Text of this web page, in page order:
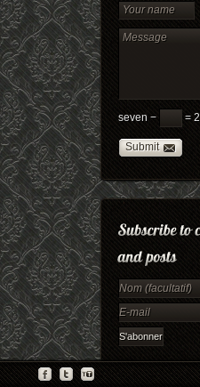
seven − = 2
Submit